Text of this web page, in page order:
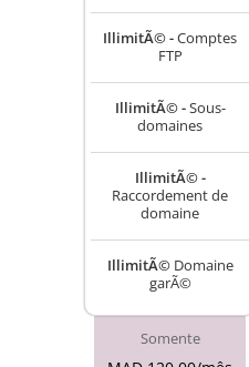
IllimitÃ© -Comptes
FTP
IllimitÃ© -Sous-
domaines
IllimitÃ© -
Raccordement de
domaine
IllimitÃ©Domaine
garÃ©
Somente